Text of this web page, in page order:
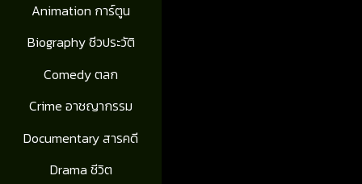
Animation การ์ตูน
Biography ชีวประวัติ
Comedy ตลก
Crime อาชญากรรม
Documentary สารคดี
Drama ชีวิต